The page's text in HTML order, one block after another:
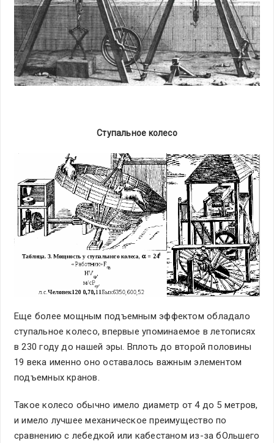
Ступальное колесо
Еще более мощным подъемным эффектом обладало
ступальное колесо, впервые упоминаемое в летописях
в 230 году до нашей эры. Вплоть до второй половины
19 века именно оно оставалось важным элементом
подъемных кранов.
Такое колесо обычно имело диаметр от 4 до 5 метров,
и имело лучшее механическое преимущество по
сравнению с лебедкой или кабестаном из-за бОльшего